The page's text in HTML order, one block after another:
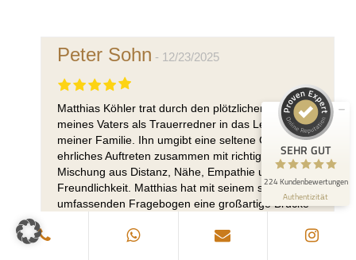
Peter Sohn 12/23/2025
Matthias Köhler trat durch den plötzlichen Tod
meines Vaters als Trauerredner in das Leben
meiner Familie. Ihn umgibt eine seltene Gabe: sein
ehrliches Auftreten zusammen mit richtigen
Mischung aus Distanz, Nähe, Empathie und
Freundlichkeit. Matthias hat mit seinem sehr
umfassenden Fragebogen eine großartige Brücke
in der Gesamtsituation um den plötzlichen Verlust
SEHR GUT
224 Kundenbewertungen
Authentizität
100%
SEHR GUT
160
Bewertungen auf
ProvenExpert.com
64
Bewertungen von 1
anderen Quelle
Blick aufs ProvenExpert-Profil werfen
27.7.2026